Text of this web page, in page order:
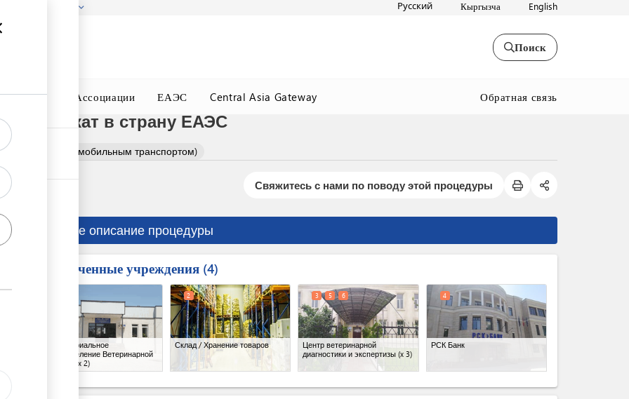
Русский Кыргызча English
Поиск
Окна Ассоциации ЕАЭС Central Asia Gateway Обратная связь
в страну ЕАЭС
(автомобильным транспортом)
Свяжитесь с нами по поводу этой процедуры
Краткое описание процедуры
Вовлеченные учреждения 4
Территориальное
подразделение Ветеринарной
(x 2)
Склад / Хранение товаров
2
Центр ветеринарной
диагностики и экспертизы (x 3)
3 5 6
РСК Банк
4